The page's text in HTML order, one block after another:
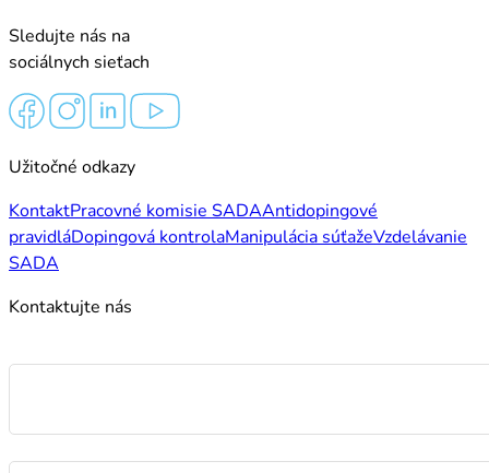
Sledujte nás na
sociálnych sieťach
Užitočné odkazy
KontaktPracovné komisie SADAAntidopingové
pravidláDopingová kontrolaManipulácia súťažeVzdelávanie
SADA
Kontaktujte nás